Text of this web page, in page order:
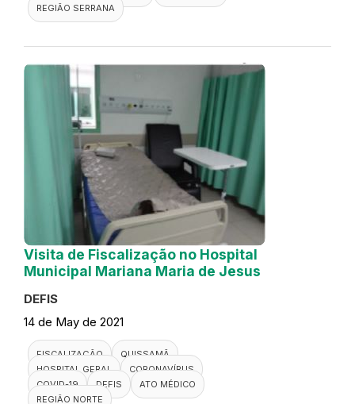
REGIÃO SERRANA
Visita de Fiscalização no Hospital
Municipal Mariana Maria de Jesus
DEFIS
14 de May de 2021
FISCALIZAÇÃO
QUISSAMÃ
HOSPITAL GERAL
CORONAVÍRUS
COVID-19
DEFIS
ATO MÉDICO
REGIÃO NORTE